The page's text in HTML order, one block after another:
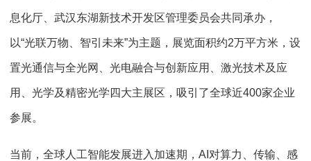
息化厅、武汉东湖新技术开发区管理委员会共同承办，
以“光联万物、智引未来”为主题，展览面积约2万平方米，设
置光通信与全光网、光电融合与创新应用、激光技术及应
用、光学及精密光学四大主展区，吸引了全球近400家企业
参展。
当前，全球人工智能发展进入加速期，AI对算力、传输、感